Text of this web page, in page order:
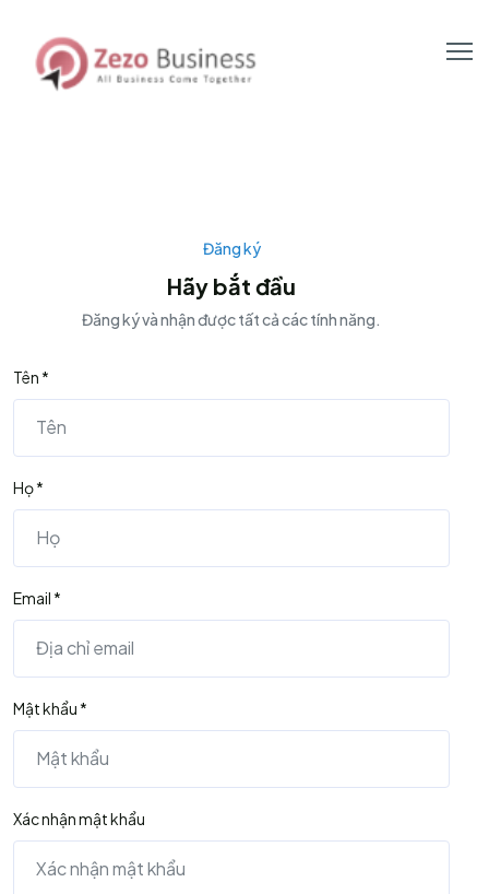
Đăng ký
Hãy bắt đầu
Đăng ký và nhận được tất cả các tính năng.
Tên *
Họ *
Email *
Mật khẩu *
Xác nhận mật khẩu